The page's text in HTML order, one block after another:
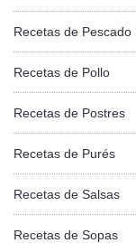
Recetas de Pescado
Recetas de Pollo
Recetas de Postres
Recetas de Purés
Recetas de Salsas
Recetas de Sopas